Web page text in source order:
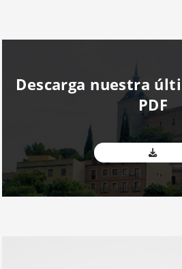
Descarga nuestra
PDF